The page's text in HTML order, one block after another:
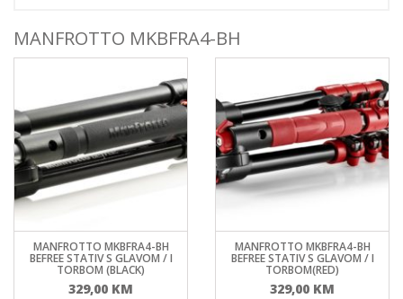
MANFROTTO MKBFRA4-BH
MANFROTTO MKBFRA4-BH
BEFREE STATIV S GLAVOM / I
TORBOM (BLACK)
329,00 KM
MANFROTTO MKBFRA4-BH
BEFREE STATIV S GLAVOM / I
TORBOM(RED)
329,00 KM